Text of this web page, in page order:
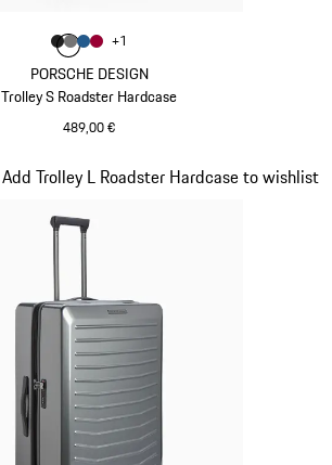
PORSCHE DESIGN
Trolley S Roadster Hardcase
489,00 €
Colore
ColoreNero Opaco
Colore Grigio Nardo
Colore
Colore
+1
Add Trolley L Roadster Hardcase to wishlist